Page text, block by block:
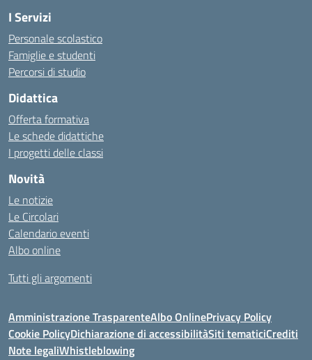
I Servizi
Personale scolastico
Famiglie e studenti
Percorsi di studio
Didattica
Offerta formativa
Le schede didattiche
I progetti delle classi
Novità
Le notizie
Le Circolari
Calendario eventi
Albo online
Tutti gli argomenti
Amministrazione TrasparenteAlbo OnlinePrivacy Policy
Cookie PolicyDichiarazione di accessibilitàSiti tematiciCrediti
Note legaliWhistleblowing